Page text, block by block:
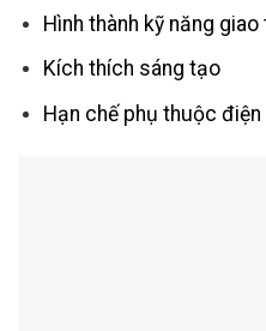
Hình thành kỹ năng giao
Kích thích sáng tạo
Hạn chế phụ thuộc